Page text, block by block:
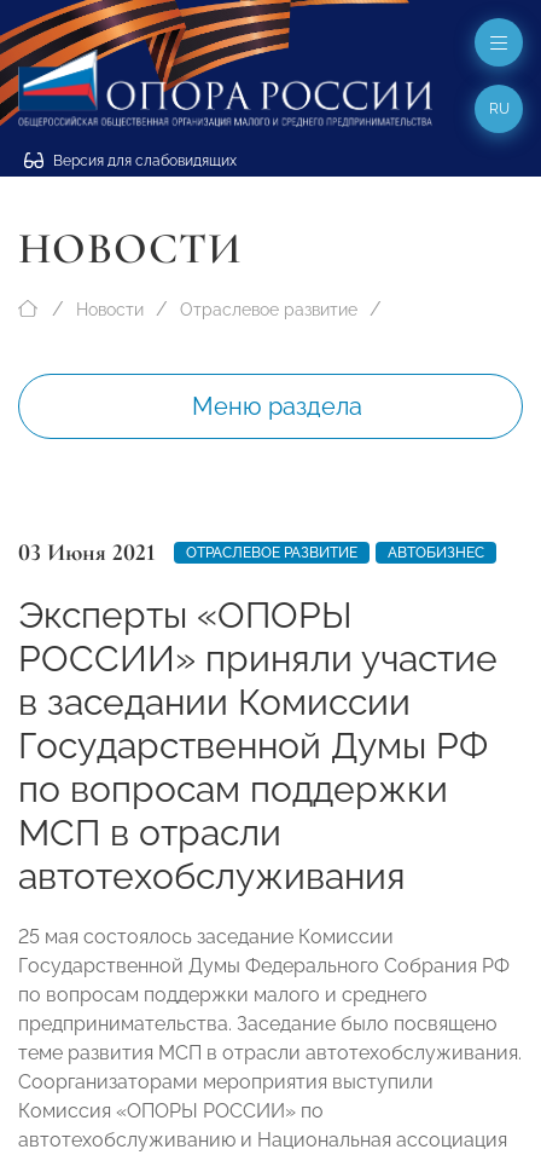
Версия для слабовидящих
RU
НОВОСТИ
Новости Отраслевое развитие
Меню раздела
03 Июня 2021 ОТРАСЛЕВОЕ РАЗВИТИЕ АВТОБИЗНЕС
Эксперты «ОПОРЫ
РОССИИ» приняли участие
в заседании Комиссии
Государственной Думы РФ
по вопросам поддержки
МСП в отрасли
автотехобслуживания
25 мая состоялось заседание Комиссии
Государственной Думы Федерального Собрания РФ
по вопросам поддержки малого и среднего
предпринимательства. Заседание было посвящено
теме развития МСП в отрасли автотехобслуживания.
Соорганизаторами мероприятия выступили
Комиссия «ОПОРЫ РОССИИ» по
автотехобслуживанию и Национальная ассоциация